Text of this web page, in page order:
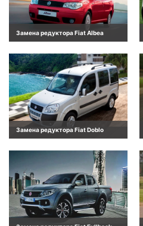
Замена редуктора Fiat Albea
Замена редуктора Fiat Doblo